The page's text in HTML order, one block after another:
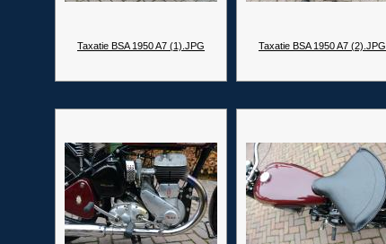
Taxatie BSA 1950 A7 (1).JPG Taxatie BSA 1950 A7 (2).JPG